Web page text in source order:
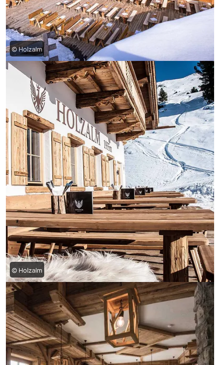
© Holzalm
© Holzalm